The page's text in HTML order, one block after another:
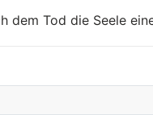
dem Tod die Seele